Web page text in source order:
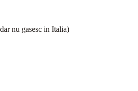
nu gasesc in Italia)